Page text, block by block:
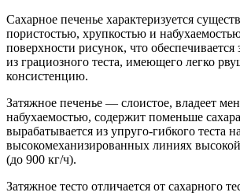
Сахарное печенье характеризуется
пористостью, хрупкостью и
поверхности рисунок, что обеспечивается
из грациозного теста, имеющего легко
консистенцию.
Затяжное печенье — слоистое, владеет
набухаемостью, содержит поменьше
вырабатывается из упруго-гибкого теста
высокомеханизированных линиях
(до 900 кг/ч).
Затяжное тесто отличается от сахарного